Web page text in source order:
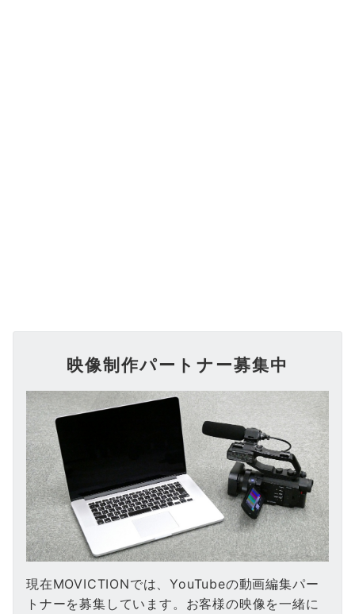
映像制作パートナー募集中
現在MOVICTIONでは、YouTubeの動画編集パー
トナーを募集しています。お客様の映像を一緒に